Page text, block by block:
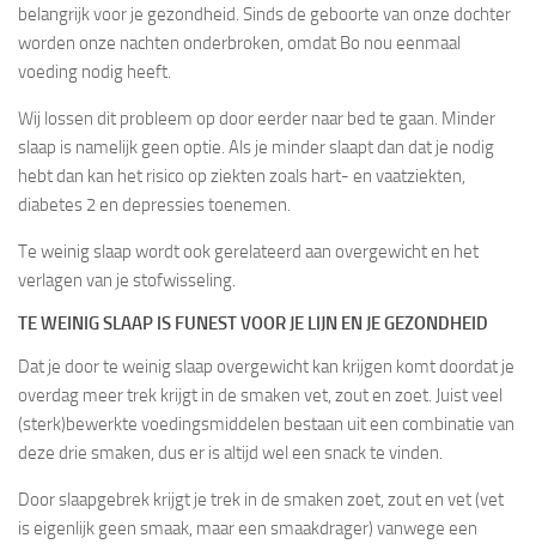
belangrijk voor je gezondheid. Sinds de geboorte van onze dochter
worden onze nachten onderbroken, omdat Bo nou eenmaal
voeding nodig heeft.
Wij lossen dit probleem op door eerder naar bed te gaan. Minder
slaap is namelijk geen optie. Als je minder slaapt dan dat je nodig
hebt dan kan het risico op ziekten zoals hart- en vaatziekten,
diabetes 2 en depressies toenemen.
Te weinig slaap wordt ook gerelateerd aan overgewicht en het
verlagen van je stofwisseling.
TE WEINIG SLAAP IS FUNEST VOOR JE LIJN EN JE GEZONDHEID
Dat je door te weinig slaap overgewicht kan krijgen komt doordat je
overdag meer trek krijgt in de smaken vet, zout en zoet. Juist veel
(sterk)bewerkte voedingsmiddelen bestaan uit een combinatie van
deze drie smaken, dus er is altijd wel een snack te vinden.
Door slaapgebrek krijgt je trek in de smaken zoet, zout en vet (vet
is eigenlijk geen smaak, maar een smaakdrager) vanwege een